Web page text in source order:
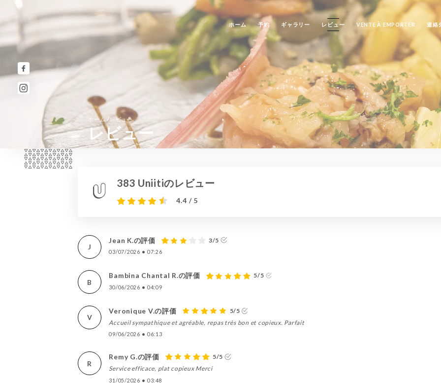
ホーム 予約 ギャラリー レビュー VENTE À EMPORTER 連絡
ホーム / レビュー
レビュー
383 Uniitiのレビュー
4.4 / 5
J
Jean K.の評価 3/5
03/07/2026 • 07:26
B
Bambina Chantal R.の評価 5/5
30/06/2026 • 04:09
V
Veronique V.の評価
5/5
Accueil sympathique et agréable, repas très bon et copieux. Parfait
09/06/2026 • 06:13
R
Remy G.の評価
5/5
Service efficace, plat copieux Merci
31/05/2026 • 03:48